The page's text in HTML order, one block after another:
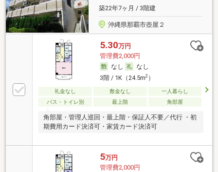
築22年7ヶ月 / 3階建
沖縄県那覇市壺屋２
5.30万円
管理費2,000円
なし
なし
3階 / 1K（24.5m2）
礼金なし 敷金なし
一人暮らし
バス・トイレ別
最上階 角部屋
角部屋・管理人巡回・最上階・保証人不要／代行 ・初
期費用カード決済可・家賃カード決済可
5万円
管理費2,000円